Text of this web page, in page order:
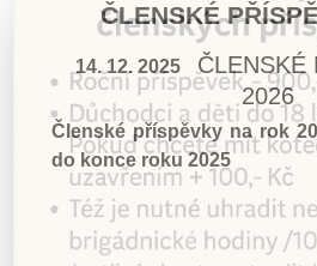
ČLENSKÉ
14. 12. 2025
ČLENSKÉ
2026
Členské příspěvky na rok
do konce roku 2025